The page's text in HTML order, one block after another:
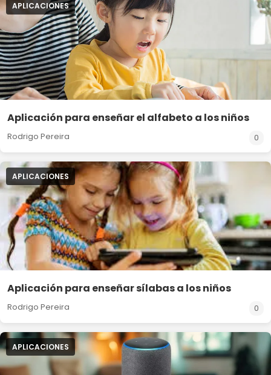
APLICACIONES
Aplicación para enseñar el alfabeto a los niños
Rodrigo Pereira 0
APLICACIONES
Aplicación para enseñar sílabas a los niños
Rodrigo Pereira 0
APLICACIONES